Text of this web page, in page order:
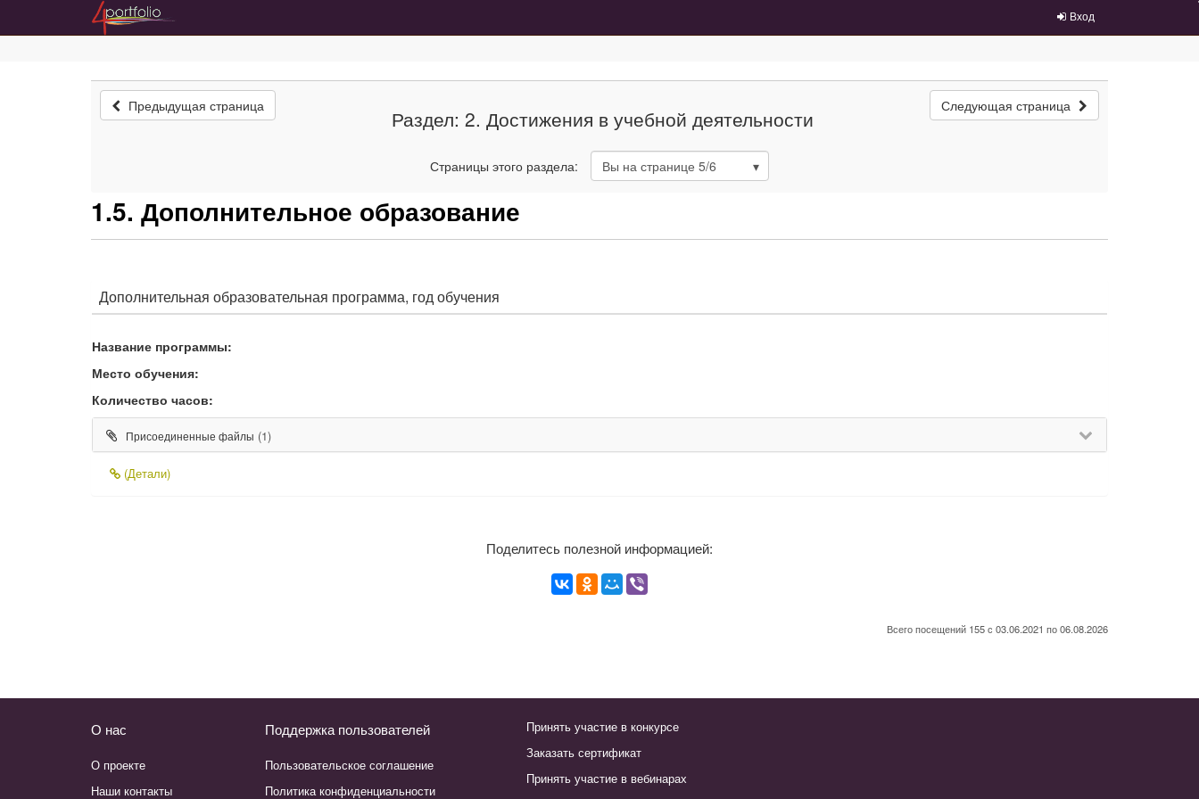
Вход
Предыдущая страница Следующая страница
Раздел: 2. Достижения в учебной деятельности
Страницы этого раздела: Вы на странице 5/6
1.5. Дополнительное образование
Дополнительная образовательная программа, год обучения
Название программы:
Место обучения:
Количество часов:
Присоединенные файлы (1)
(Детали)
Поделитесь полезной информацией:
Всего посещений 155 с 03.06.2021 по 06.08.2026
О нас
О проекте
Наши контакты
Поддержка пользователей
Пользовательское соглашение
Политика конфиденциальности
Принять участие в конкурсе
Заказать сертификат
Принять участие в вебинарах